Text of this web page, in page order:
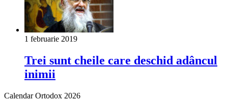
1 februarie 2019
Trei sunt cheile care deschid adâncul
inimii
Calendar Ortodox 2026